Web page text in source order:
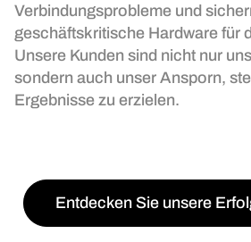
Verbindungsprobleme und
geschäftskritische Hardware für
Unsere Kunden sind nicht nur
sondern auch unser Ansporn,
Ergebnisse zu erzielen.
Entdecken Sie unsere